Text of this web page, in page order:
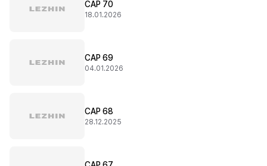
CAP 70
18.01.2026
CAP 69
04.01.2026
CAP 68
28.12.2025